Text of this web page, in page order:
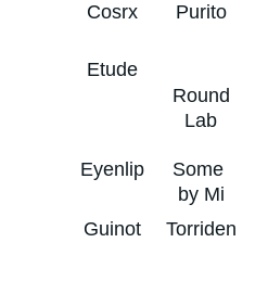
Cosrx
Guinot
Purito
Some
by Mi
Lab
Torriden
Etude
Eyenlip